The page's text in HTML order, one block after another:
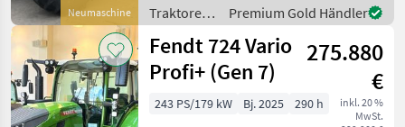
Neumaschine
km/h: 50 km/h, Aufladung:
Traktoren
/ Fendt
Premium Gold Händler
Fendt 724 Vario
Profi+ (Gen 7)
275.880
€
inkl. 20 %
MwSt.
243 PS/179 kW Bj. 2025
290 h